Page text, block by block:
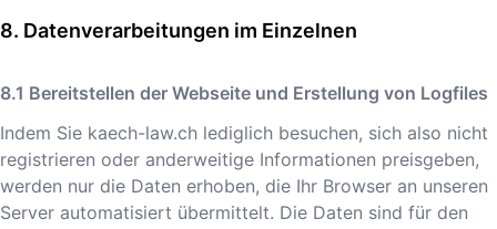
Datenverarbeitungen im Einzelnen
Bereitstellen der Webseite und Erstellung von Logfiles
Indem Sie kaech-law.ch lediglich besuchen, sich also nicht
registrieren oder anderweitige Informationen preisgeben,
werden nur die Daten erhoben, die Ihr Browser an unseren
Server automatisiert übermittelt. Die Daten sind für den